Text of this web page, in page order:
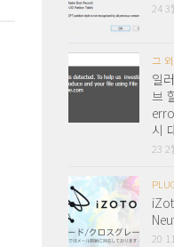
24 3
그 외
일
브
시
23 2
20